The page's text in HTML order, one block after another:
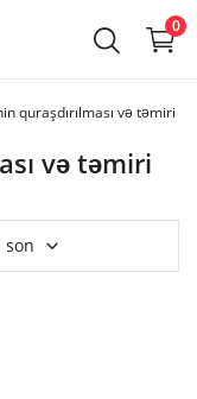
0
quraşdırılması və təmiri
və təmiri